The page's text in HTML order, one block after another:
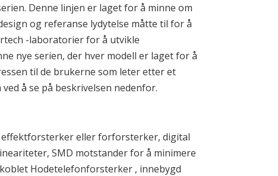
Denne linjen er laget for å minne om
og referanse lydytelse måtte til for å
-laboratorier for å utvikle
nye serien, der hver modell er laget for å
til de brukerne som leter etter et
å se på beskrivelsen nedenfor.
eller forforsterker, digital
SMD motstander for å minimere
Hodetelefonforsterker , innebygd